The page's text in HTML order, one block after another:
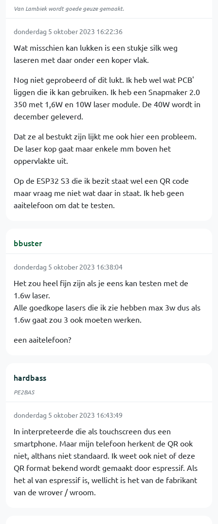
Van Lambiek wordt goede geuze gemaakt.
donderdag 5 oktober 2023 16:22:36
Wat misschien kan lukken is een stukje silk weg
laseren met daar onder een koper vlak.
Nog niet geprobeerd of dit lukt. Ik heb wel wat PCB'
liggen die ik kan gebruiken. Ik heb een Snapmaker 2.0
350 met 1,6W en 10W laser module. De 40W wordt in
december geleverd.
Dat ze al bestukt zijn lijkt me ook hier een probleem.
De laser kop gaat maar enkele mm boven het
oppervlakte uit.
Op de ESP32 S3 die ik bezit staat wel een QR code
maar vraag me niet wat daar in staat. Ik heb geen
aaitelefoon om dat te testen.
bbuster
donderdag 5 oktober 2023 16:38:04
Het zou heel fijn zijn als je eens kan testen met de
1.6w laser.
Alle goedkope lasers die ik zie hebben max 3w dus als
1.6w gaat zou 3 ook moeten werken.
een aaitelefoon?
hardbass
PE2BAS
donderdag 5 oktober 2023 16:43:49
In interpreteerde die als touchscreen dus een
smartphone. Maar mijn telefoon herkent de QR ook
niet, althans niet standaard. Ik weet ook niet of deze
QR format bekend wordt gemaakt door espressif. Als
het al van espressif is, wellicht is het van de fabrikant
van de wrover / wroom.